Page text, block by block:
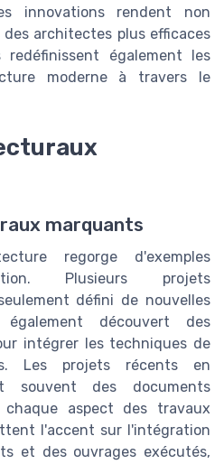
innovations rendent non
architectes plus efficaces
également les
moderne à travers le
marquants
regorge d'exemples
Plusieurs projets
défini de nouvelles
découvert des
intégrer les techniques de
Les projets récents en
souvent des documents
aspect des travaux
l'accent sur l'intégration
et des ouvrages exécutés,